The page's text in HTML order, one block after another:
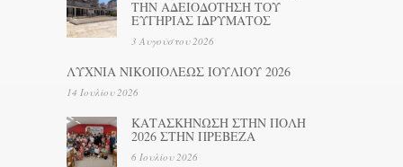
ΤΗΝ ΑΔΕΙΟΔΟΤΗΣΗ ΤΟΥ
ΕΥΓΗΡΙΑΣ ΙΔΡΥΜΑΤΟΣ
3 Αυγούστου 2026
ΛΥΧΝΙΑ ΝΙΚΟΠΟΛΕΩΣ ΙΟΥΛΙΟΥ 2026
14 Ιουλίου 2026
ΚΑΤΑΣΚΗΝΩΣΗ ΣΤΗΝ ΠΟΛΗ
2026 ΣΤΗΝ ΠΡΕΒΕΖΑ
6 Ιουλίου 2026